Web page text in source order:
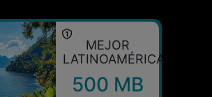
MEJOR
LATINOAMÉRICA
500 MB